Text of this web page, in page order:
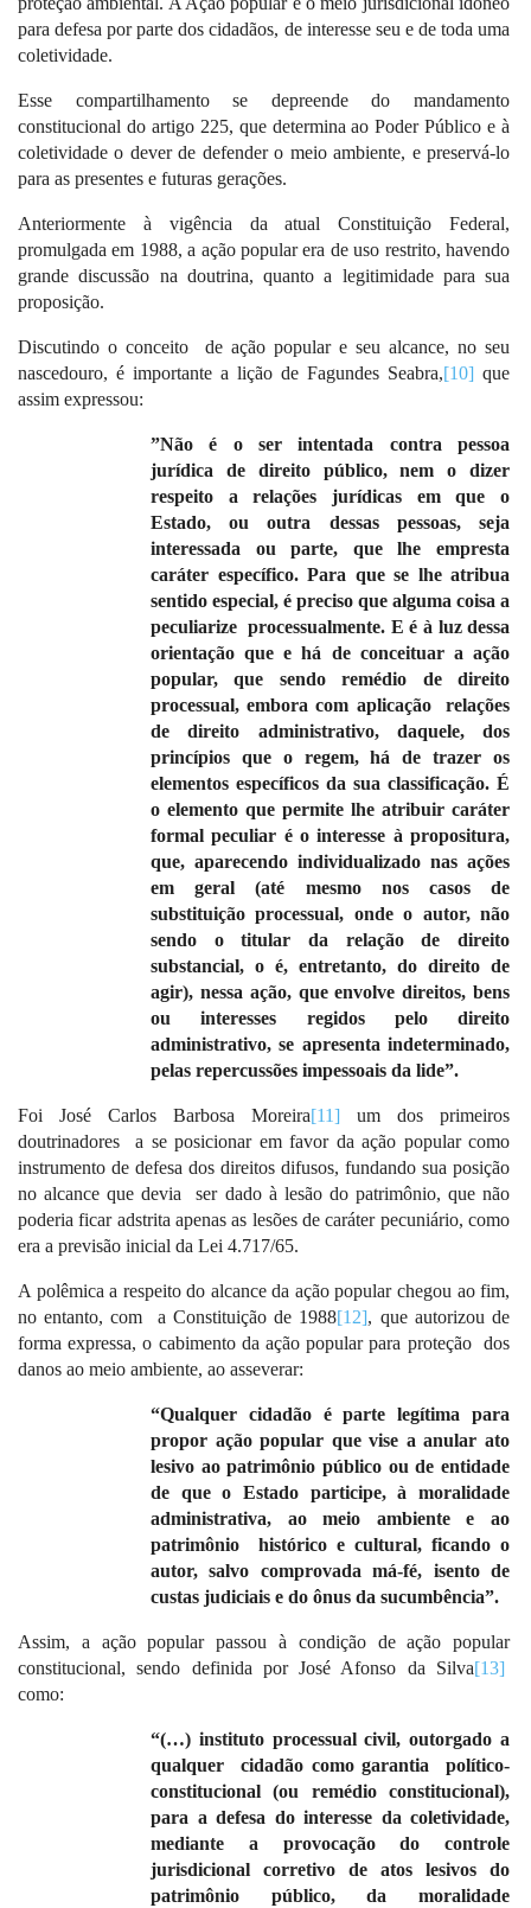
para defesa por parte dos cidadãos, de interesse seu e de toda uma
coletividade.
Esse compartilhamento se depreende do mandamento
constitucional do artigo 225, que determina ao Poder Público e à
coletividade o dever de defender o meio ambiente, e preservá-lo
para as presentes e futuras gerações.
Anteriormente à vigência da atual Constituição Federal,
promulgada em 1988, a ação popular era de uso restrito, havendo
grande discussão na doutrina, quanto a legitimidade para sua
proposição.
Discutindo o conceito
de ação popular e seu alcance, no seu
nascedouro, é importante a lição de Fagundes Seabra,[10] que
assim expressou:
”Não é o ser intentada contra pessoa
jurídica de direito público, nem o dizer
respeito a relações jurídicas em que o
Estado, ou outra dessas pessoas, seja
interessada ou parte, que lhe empresta
caráter específico. Para que se lhe atribua
sentido especial, é preciso que alguma coisa a
peculiarize processualmente. E é à luz dessa
orientação que e há de conceituar a ação
popular, que sendo remédio de direito
processual, embora com aplicação
relações
de direito administrativo, daquele, dos
princípios que o regem, há de trazer os
elementos específicos da sua classificação. É
o elemento que permite lhe atribuir caráter
formal peculiar é o interesse à propositura,
que, aparecendo individualizado nas ações
em geral (até mesmo nos casos de
substituição processual, onde o autor, não
sendo o titular da relação de direito
substancial, o é, entretanto, do direito de
agir), nessa ação, que envolve direitos, bens
ou interesses regidos pelo direito
administrativo, se apresenta indeterminado,
pelas repercussões impessoais da lide”.
Foi José Carlos Barbosa Moreira[11] um dos primeiros
doutrinadores
a se posicionar em favor da ação popular como
instrumento de defesa dos direitos difusos, fundando sua posição
no alcance que devia
ser dado à lesão do patrimônio, que não
poderia ficar adstrita apenas as lesões de caráter pecuniário, como
era a previsão inicial da Lei 4.717/65.
A polêmica a respeito do alcance da ação popular chegou ao fim,
no entanto, com
a Constituição de 1988[12], que autorizou de
forma expressa, o cabimento da ação popular para proteção
dos
danos ao meio ambiente, ao asseverar:
“Qualquer cidadão é parte legítima para
propor ação popular que vise a anular ato
lesivo ao patrimônio público ou de entidade
de que o Estado participe, à moralidade
administrativa, ao meio ambiente e ao
patrimônio
histórico e cultural, ficando o
autor, salvo comprovada má-fé, isento de
custas judiciais e do ônus da sucumbência”.
Assim, a ação popular passou à condição de ação popular
constitucional, sendo definida por José Afonso da Silva[13]
como:
“(…) instituto processual civil, outorgado a
qualquer
cidadão como garantia
político-
constitucional (ou remédio constitucional),
para a defesa do interesse da coletividade,
mediante a provocação do controle
jurisdicional corretivo de atos lesivos do
patrimônio público, da moralidade